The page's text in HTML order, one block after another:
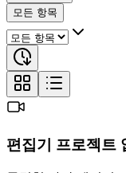
모든 항목
편집기 프로젝트